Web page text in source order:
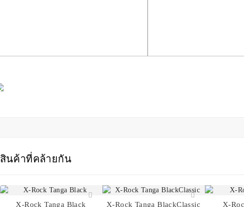
สินค้าที่คล้ายกัน
X-Rock Tanga Black X-Rock Tanga BlackClassic X-